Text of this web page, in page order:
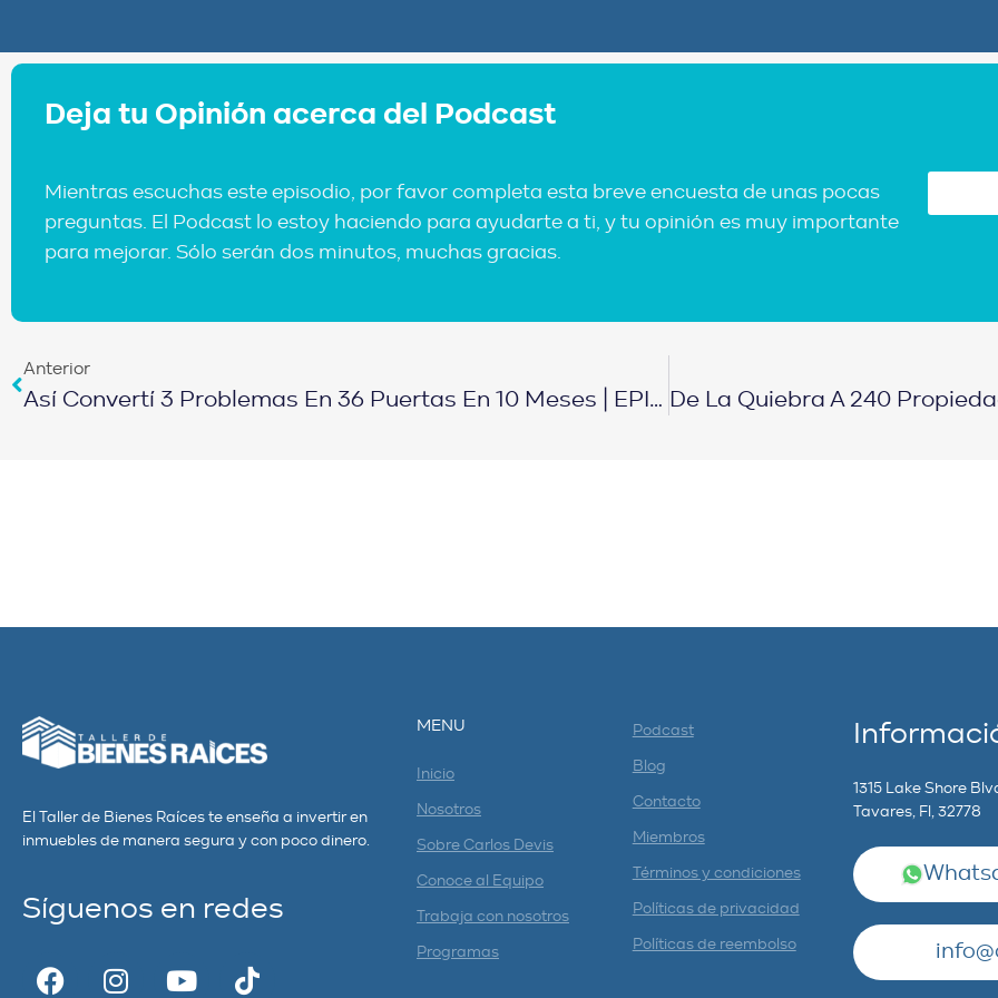
Deja tu Opinión acerca del Podcast
Mientras escuchas este episodio, por favor completa esta breve encuesta de unas pocas
preguntas. El Podcast lo estoy haciendo para ayudarte a ti, y tu opinión es muy importante
para mejorar. Sólo serán dos minutos, muchas gracias.
Anterior
Así Convertí 3 Problemas En 36 Puertas En 10 Meses | EPISODIO 428
El Taller de Bienes Raíces te enseña a invertir en
inmuebles de manera segura y con poco dinero.
Síguenos en redes
MENU
Inicio
Nosotros
Sobre Carlos Devis
Conoce al Equipo
Trabaja con nosotros
Programas
Podcast
Blog
Contacto
Miembros
Términos y condiciones
Políticas de privacidad
Políticas de reembolso
1315 Lake Shore
Tavares, Fl, 32778